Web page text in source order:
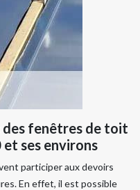
des fenêtres de toit
et ses environs
participer aux devoirs
En effet, il est possible